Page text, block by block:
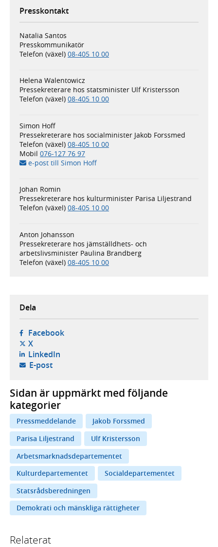
Presskontakt
Natalia Santos
Presskommunikatör
Telefon (växel) 08-405 10 00
Helena Walentowicz
Pressekreterare hos statsminister Ulf Kristersson
Telefon (växel) 08-405 10 00
Simon Hoff
Pressekreterare hos socialminister Jakob Forssmed
Telefon (växel) 08-405 10 00
Mobil 076-127 76 97
e-post till Simon Hoff
Johan Romin
Pressekreterare hos kulturminister Parisa Liljestrand
Telefon (växel) 08-405 10 00
Anton Johansson
Pressekreterare hos jämställdhets- och
arbetslivsminister Paulina Brandberg
Telefon (växel) 08-405 10 00
Dela
Facebook- öppnas i ny flik, extern webbplats,
X- öppnas i ny flik, extern webbplats,
LinkedIn- öppnas i ny flik, extern webbplats,
E-post- öppnar din e-postklient,
Sidan är uppmärkt med följande
kategorier
Pressmeddelande
Jakob Forssmed
Parisa Liljestrand
Ulf Kristersson
Arbetsmarknadsdepartementet
Kulturdepartementet
Socialdepartementet
Statsrådsberedningen
Demokrati och mänskliga rättigheter
Relaterat